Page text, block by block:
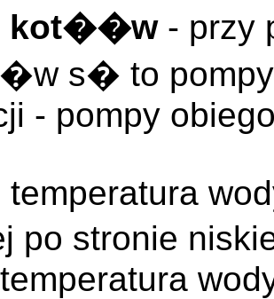
kot��w- przy
s� to
- pompy
temperatura
po stronie